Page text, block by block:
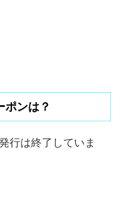
ポンは？
行は終了していま